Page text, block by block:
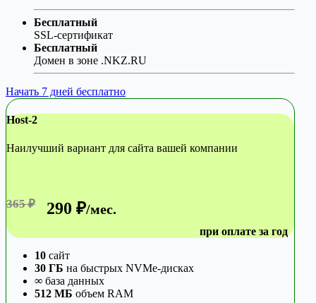
Бесплатный
SSL-сертификат
Бесплатный
Домен в зоне .NKZ.RU
Начать 7 дней бесплатно
Host-2
Наилучший вариант для сайта вашей компании
365 ₽ 290 ₽/мес.
при оплате за год
10 сайт
30 ГБ на быстрых NVMe-дисках
∞ база данных
512 МБ объем RAM